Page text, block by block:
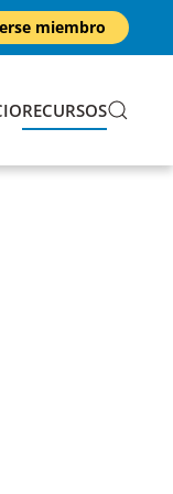
miembro
RECURSOS